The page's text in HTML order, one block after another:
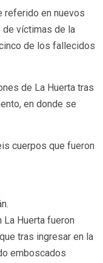
referido en nuevos
de víctimas de la
de los fallecidos
de La Huerta tras
en donde se
cuerpos que fueron
Huerta fueron
tras ingresar en la
emboscados